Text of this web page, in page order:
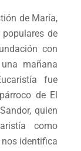
de María,
de
con
mañana
fue
de El
quien
como
identifica